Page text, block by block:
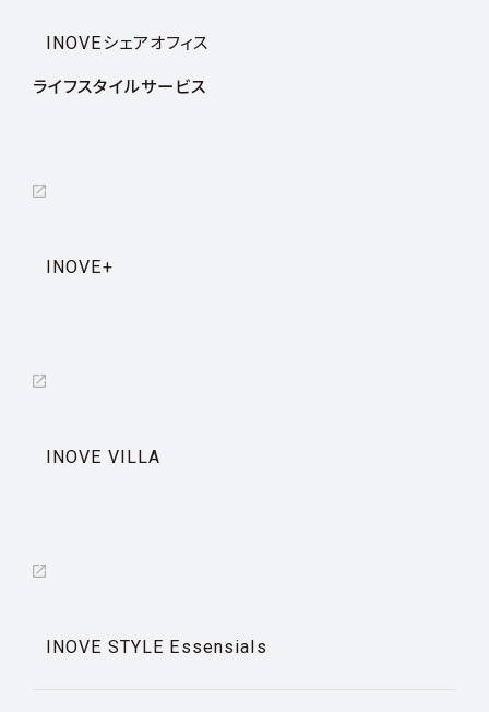
INOVEシェアオフィス
ライフスタイルサービス
INOVE+
INOVE VILLA
INOVE STYLE Essensials